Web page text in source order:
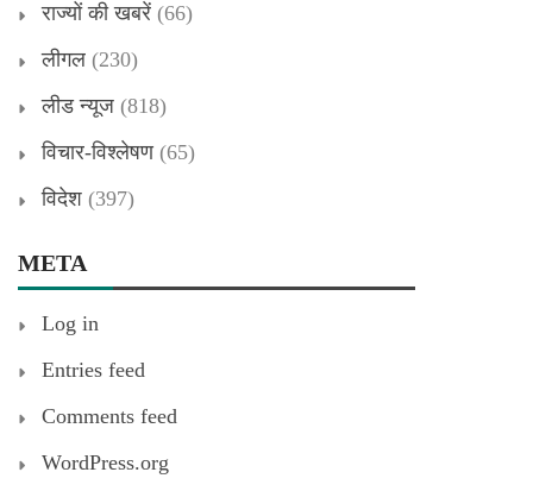
राज्यों की खबरें (66)
लीगल (230)
लीड न्यूज (818)
विचार-विश्लेषण(65)
विदेश (397)
META
Log in
Entries feed
Comments feed
WordPress.org